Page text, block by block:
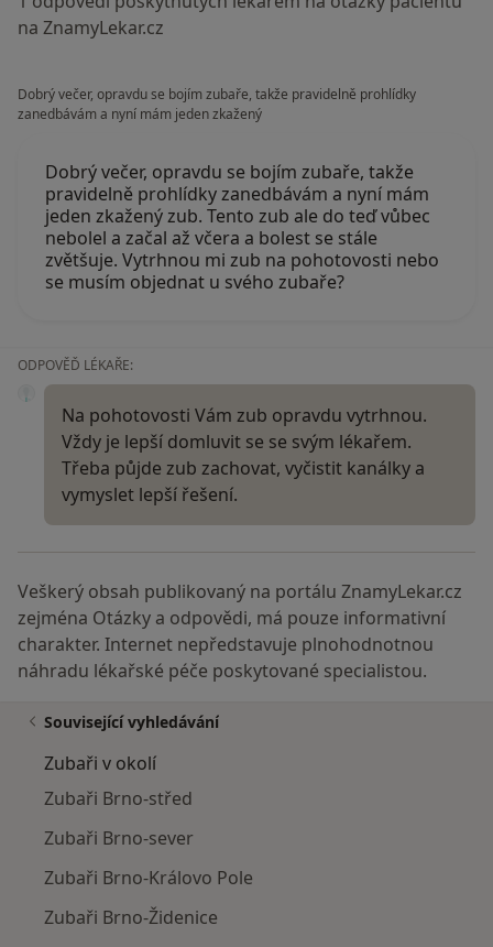
na ZnamyLekar.cz
Dobrý večer, opravdu se bojím zubaře, takže pravidelně prohlídky
zanedbávám a nyní mám jeden zkažený
Dobrý večer, opravdu se bojím zubaře, takže
pravidelně prohlídky zanedbávám a nyní mám
jeden zkažený zub. Tento zub ale do teď vůbec
nebolel a začal až včera a bolest se stále
zvětšuje. Vytrhnou mi zub na pohotovosti nebo
se musím objednat u svého zubaře?
ODPOVĚĎ LÉKAŘE:
Na pohotovosti Vám zub opravdu vytrhnou.
Vždy je lepší domluvit se se svým lékařem.
Třeba půjde zub zachovat, vyčistit kanálky a
vymyslet lepší řešení.
Veškerý obsah publikovaný na portálu ZnamyLekar.cz
zejména Otázky a odpovědi, má pouze informativní
charakter. Internet nepředstavuje plnohodnotnou
náhradu lékařské péče poskytované specialistou.
Související vyhledávání
Zubaři v okolí
Zubaři Brno-střed
Zubaři Brno-sever
Zubaři Brno-Královo Pole
Zubaři Brno-Židenice